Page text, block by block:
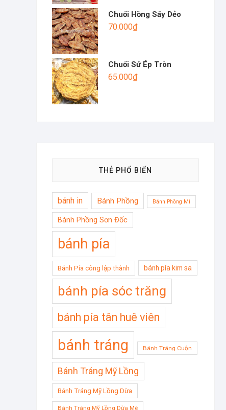
Chuối Hồng Sấy Dẻo
70.000₫
Chuối Sứ Ép Tròn
65.000₫
THẺ PHỔ BIẾN
bánh in Bánh Phồng Bánh Phồng Mì
Bánh Phồng Sơn Đốc
bánh pía
Bánh Pía công lập thành bánh pía kim sa
bánh pía sóc trăng
bánh pía tân huê viên
bánh tráng Bánh Tráng Cuộn
Bánh Tráng Mỹ Lồng
Bánh Tráng Mỹ Lồng Dừa
Bánh Tráng Mỹ Lồng Dừa Mè